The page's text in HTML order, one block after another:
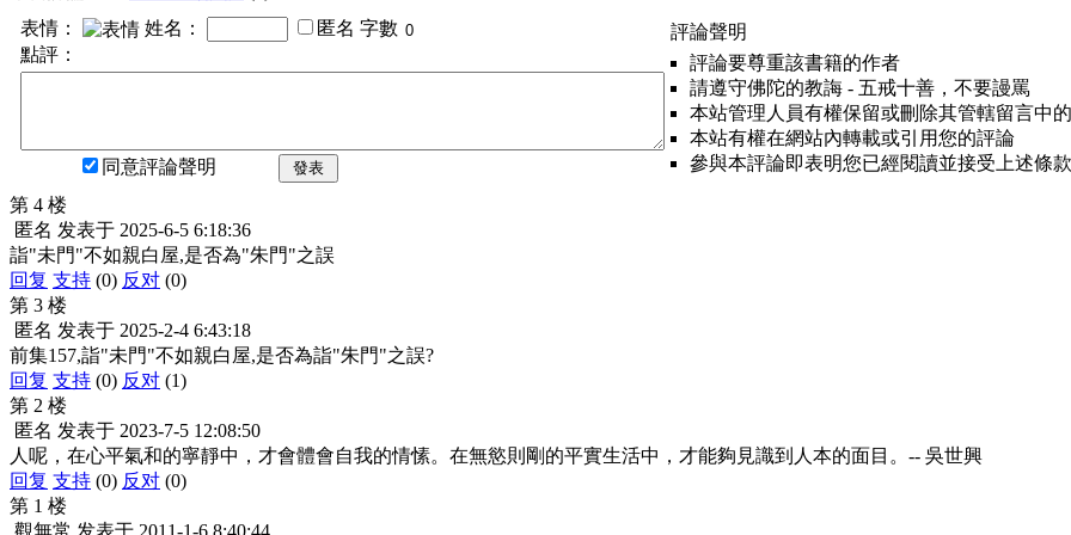
表情：
姓名： 匿名 字數
點評：
同意評論聲明 發表
評論聲明
評論要尊重該書籍的作者
請遵守佛陀的教誨 - 五戒十善，不要謾罵
本站管理人員有權保留或刪除其管轄留言中
本站有權在網站內轉載或引用您的評論
參與本評論即表明您已經閱讀並接受上述條款
第 4 楼
匿名 发表于 2025-6-5 6:18:36
詣"未門"不如親白屋,是否為"朱門"之誤
回复 支持 (0) 反对 (0)
第 3 楼
匿名 发表于 2025-2-4 6:43:18
前集157,詣"未門"不如親白屋,是否為詣"朱門"之誤?
回复 支持 (0) 反对 (1)
第 2 楼
匿名 发表于 2023-7-5 12:08:50
人呢，在心平氣和的寧靜中，才會體會自我的情愫。在無慾則剛的平實生活中，才能夠見識到人本的面目。-- 吳世興
回复 支持 (0) 反对 (0)
第 1 楼
觀無常 发表于 2011-1-6 8:40:44